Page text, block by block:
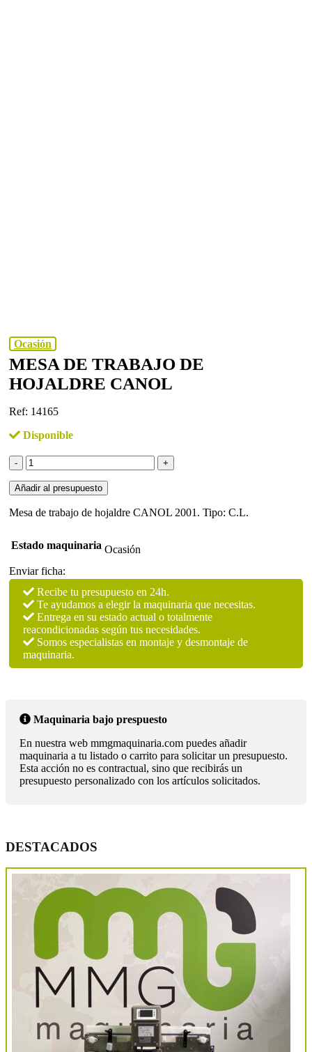
Ocasión
MESA DE TRABAJO DE
HOJALDRE CANOL
Ref: 14165
Disponible
Mesa
de
trabajo
de
hojaldre
Añadir al presupuesto
Mesa de trabajo de hojaldre CANOL 2001. Tipo: C.L.
Estado maquinaria Ocasión
Enviar ficha:
Recibe tu presupuesto en 24h.
Te ayudamos a elegir la maquinaria que necesitas.
Entrega en su estado actual o totalmente
reacondicionadas según tus necesidades.
Somos especialistas en montaje y desmontaje de
maquinaria.
Maquinaria bajo prespuesto
En nuestra web mmgmaquinaria.com puedes añadir
maquinaria a tu listado o carrito para solicitar un presupuesto.
Esta acción no es contractual, sino que recibirás un
presupuesto personalizado con los artículos solicitados.
DESTACADOS